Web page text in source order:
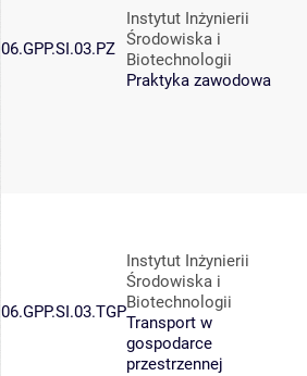
06.GPP.SI.03.PZ
Instytut Inżynierii
Środowiska i
Biotechnologii
Praktyka zawodowa
06.GPP.SI.03.TGP
Instytut Inżynierii
Środowiska i
Biotechnologii
Transport w
gospodarce
przestrzennej